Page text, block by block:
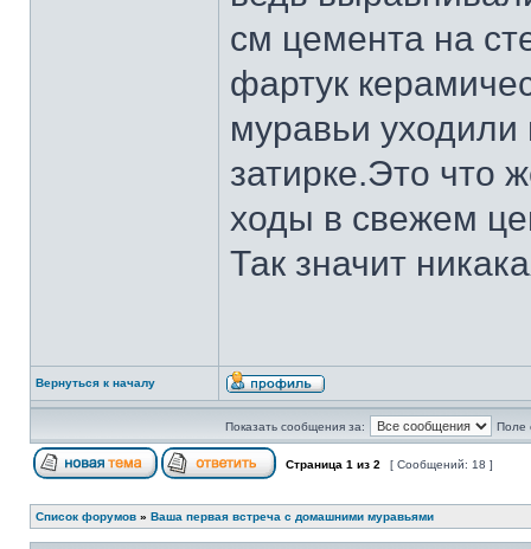
см цемента на
фартук
муравьи
затирке.Это что
ходы в свежем
Так значит
Вернуться к началу
Показать сообщения за: Поле
Страница 1 из 2 [ Сообщений: 18 ]
Список форумов » Ваша первая встреча с домашними муравьями